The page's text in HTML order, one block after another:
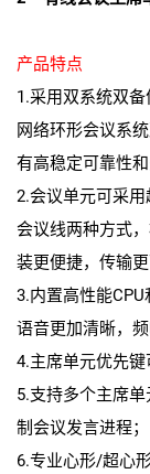
产品特点
1.采用双系统双
网络环形会议系
有高稳定可靠性和
2.会议单元可采
会议线两种方式
装更便捷，传输
3.内置高性能
语音更加清晰，频
4.主席单元优先键
5.支持多个主席
制会议发言进程；
6.专业心形/超心